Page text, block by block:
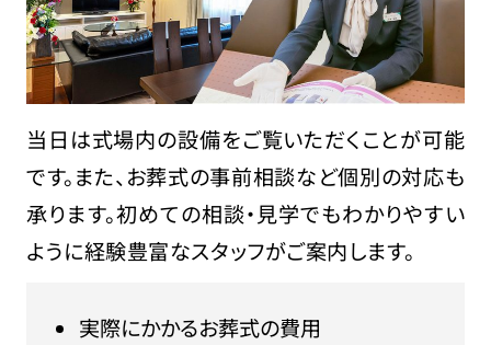
当日は式場内の設備をご覧いただくことが可能
です。また、お葬式の事前相談など個別の対応も
承ります。初めての相談・見学でもわかりやすい
ように経験豊富なスタッフがご案内します。
実際にかかるお葬式の費用